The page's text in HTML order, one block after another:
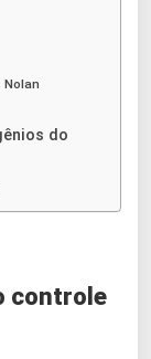
Nolan
do
controle